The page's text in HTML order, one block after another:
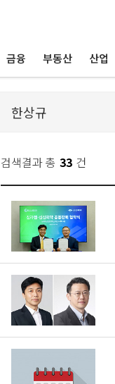
금융 부동산 산업
검색결과 총 33 건